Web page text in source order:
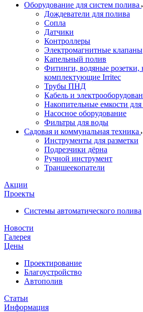
Оборудование для систем полива
Дождеватели для полива
Сопла
Датчики
Контроллеры
Электромагнитные клапаны
Капельный полив
Фитинги, водяные розетки,
комплектующие Irritec
Трубы ПНД
Кабель и
Накопительные емкости
Насосное оборудование
Фильтры для воды
Садовая и коммунальная техника
Инструменты для разметки
Подрезчики дёрна
Ручной инструмент
Траншеекопатели
Акции
Проекты
Системы автоматического полива
Новости
Галерея
Цены
Проектирование
Благоустройство
Автополив
Статьи
Информация